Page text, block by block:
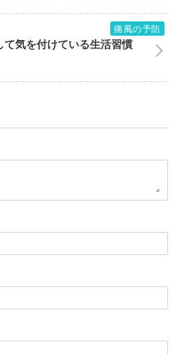
痛風の予防
気を付けている生活習慣